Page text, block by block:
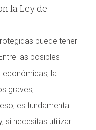
la Ley de
puede tener
las posibles
económicas, la
graves,
es fundamental
si necesitas utilizar